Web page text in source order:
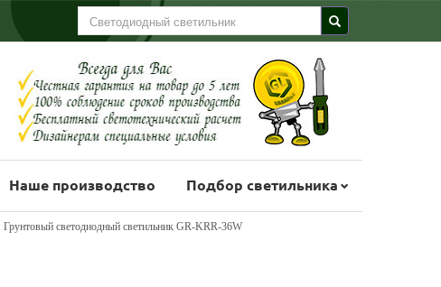
Наше производство Подбор светильника
Грунтовый светодиодный светильник GR-KRR-36W